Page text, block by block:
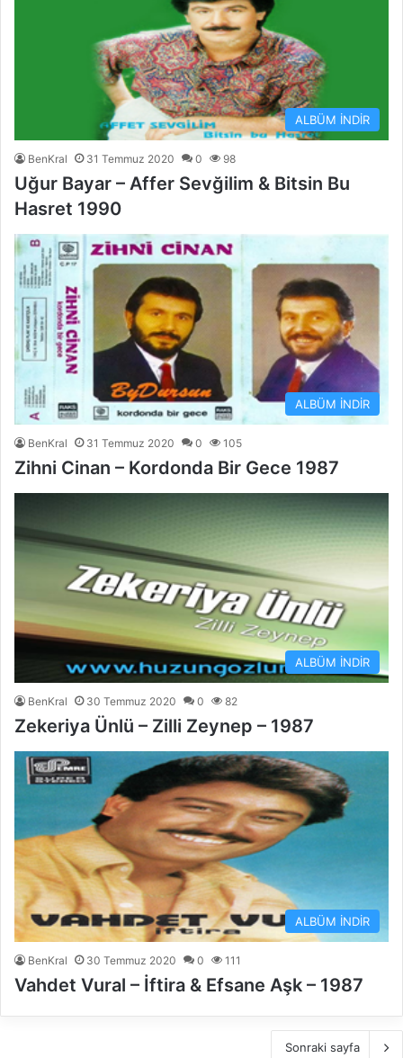
ALBÜM İNDİR
BenKral 31 Temmuz 2020 0 98
Uğur Bayar – Affer Sevğilim & Bitsin Bu
Hasret 1990
ALBÜM İNDİR
BenKral 31 Temmuz 2020 0 105
Zihni Cinan – Kordonda Bir Gece 1987
ALBÜM İNDİR
BenKral 30 Temmuz 2020 0 82
Zekeriya Ünlü – Zilli Zeynep – 1987
ALBÜM İNDİR
BenKral 30 Temmuz 2020 0 111
Vahdet Vural – İftira & Efsane Aşk – 1987
Sonraki sayfa